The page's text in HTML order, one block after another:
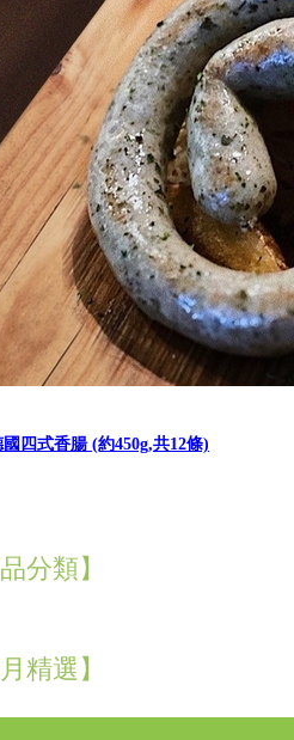
四式香腸 (約450g,共12條)
分類】
精選】